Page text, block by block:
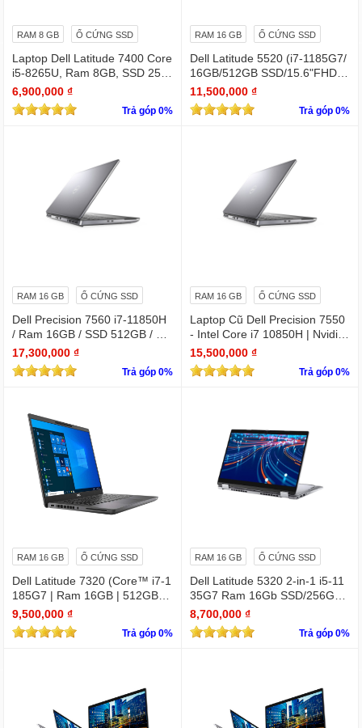
RAM 8 GB Ổ CỨNG SSD
Laptop Dell Latitude 7400 Core
i5-8265U, Ram 8GB, SSD 256
GB, 14 Inch FHD silver
6,900,000 ₫
Trả góp 0%
RAM 16 GB Ổ CỨNG SSD
Dell Latitude 5520 (i7-1185G7/
16GB/512GB SSD/15.6"FHD/Iri
s Xe Graphics/Win11Pro)
11,500,000 ₫
Trả góp 0%
RAM 16 GB Ổ CỨNG SSD
Dell Precision 7560 i7-11850H
/ Ram 16GB / SSD 512GB / Mà
n 15.6″ IPS FullHD 1920×1080
/ VGA Quadro T1200 4GB GD
DR6
17,300,000 ₫
Trả góp 0%
RAM 16 GB Ổ CỨNG SSD
Laptop Cũ Dell Precision 7550
- Intel Core i7 10850H | Nvidia
Quadro T2000
15,500,000 ₫
Trả góp 0%
RAM 16 GB Ổ CỨNG SSD
Dell Latitude 7320 (Core™ i7-1
185G7 | Ram 16GB | 512GB S
SD | 13.3 inch FHD)
9,500,000 ₫
Trả góp 0%
RAM 16 GB Ổ CỨNG SSD
Dell Latitude 5320 2-in-1 i5-11
35G7 Ram 16Gb SSD/256GB
13.3″ FHD X360 Touch
8,700,000 ₫
Trả góp 0%